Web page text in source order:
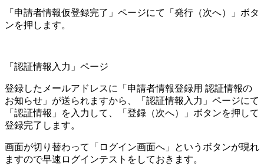
「申請者情報仮登録完了」ページにて「発行（次へ）」ボタ
ンを押します。
「認証情報入力」ページ
登録したメールアドレスに「申請者情報登録用 認証情報の
お知らせ」が送られますから、「認証情報入力」ページにて
「認証情報」を入力して、「登録（次へ）」ボタンを押して
登録完了します。
画面が切り替わって「ログイン画面へ」というボタンが現れ
ますので早速ログインテストをしておきます。